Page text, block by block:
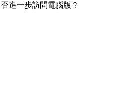
進一步訪問電腦版？